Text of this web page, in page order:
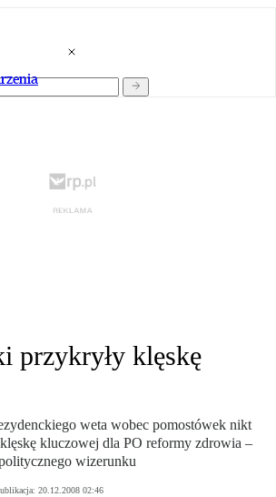
przykryły klęskę
weta wobec pomostówek nikt
kluczowej dla PO reformy zdrowia –
wizerunku
20.12.2008 02:46